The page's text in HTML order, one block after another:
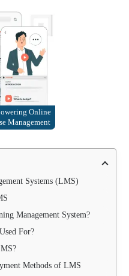
Online
Management
Systems (LMS)
Management System?
For?
Methods of LMS